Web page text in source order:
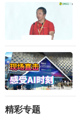
精彩专题